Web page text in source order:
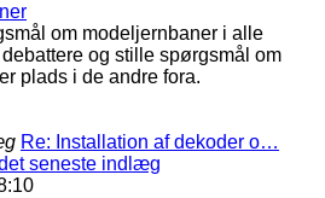
om modeljernbaner i alle
og stille spørgsmål om
plads i de andre fora.
Re: Installation af dekoder o…
seneste indlæg